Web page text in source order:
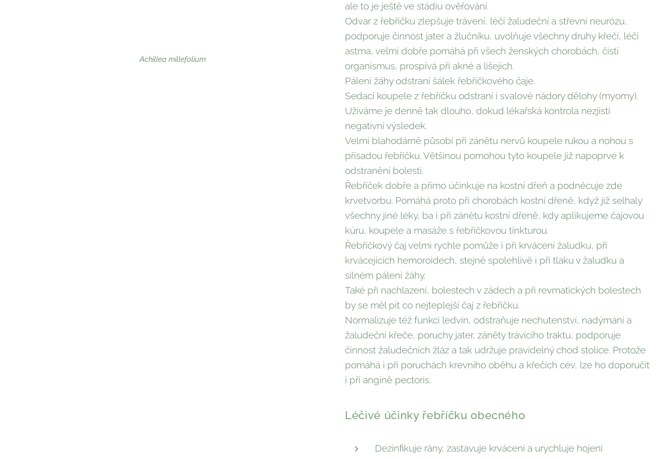
Achillea millefolium
ale to je ještě ve stádiu ověřování.
Odvar z řebříčku zlepšuje trávení, léčí žaludeční a střevní neurózu,
podporuje činnost jater a žlučníku, uvolňuje všechny druhy křečí, léčí
astma, velmi dobře pomáhá při všech ženských chorobách, čistí
organismus, prospívá při akné a lišejích.
Pálení žáhy odstraní šálek řebříčkového čaje.
Sedací koupele z řebříčku odstraní i svalové nádory dělohy (myomy).
Užíváme je denně tak dlouho, dokud lékařská kontrola nezjistí
negativní výsledek.
Velmi blahodárně působí při zánětu nervů koupele rukou a nohou s
přísadou řebříčku. Většinou pomohou tyto koupele již napoprvé k
odstranění bolesti.
Řebříček dobře a přímo účinkuje na kostní dřeň a podněcuje zde
krvetvorbu. Pomáhá proto při chorobách kostní dřeně, když již selhaly
všechny jiné léky, ba i při zánětu kostní dřeně, kdy aplikujeme čajovou
kúru, koupele a masáže s řebříčkovou tinkturou.
Řebříčkový čaj velmi rychle pomůže i při krvácení žaludku, při
krvácejících hemoroidech, stejně spolehlivě i při tlaku v žaludku a
silném pálení žáhy.
Také při nachlazení, bolestech v zádech a při revmatických bolestech
by se měl pít co nejteplejší čaj z řebříčku.
Normalizuje též funkci ledvin, odstraňuje nechutenství, nadýmání a
žaludeční křeče, poruchy jater, záněty trávicího traktu, podporuje
činnost žaludečních žláz a tak udržuje pravidelný chod stolice. Protože
pomáhá i při poruchách krevního oběhu a křečích cév, lze ho doporučit
i při angíně pectoris.
Léčivé účinky řebříčku obecného
Dezinfikuje rány, zastavuje krvácení a urychluje hojení